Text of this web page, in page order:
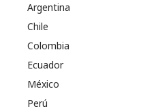
Argentina
Chile
Colombia
Ecuador
México
Perú